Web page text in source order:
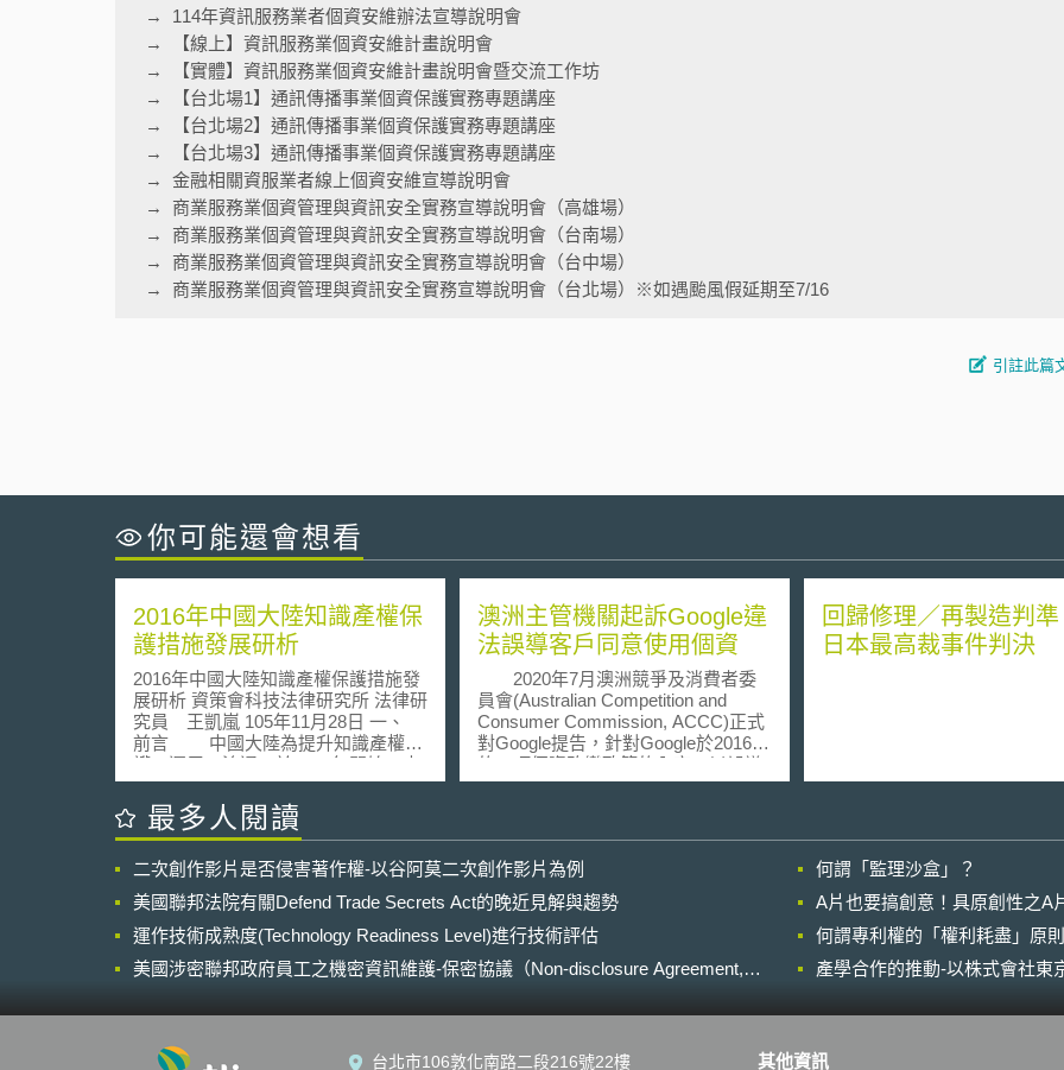
114年資訊服務業者個資安維辦法宣導說明會
【線上】資訊服務業個資安維計畫說明會
【實體】資訊服務業個資安維計畫說明會暨交流工作坊
【台北場1】通訊傳播事業個資保護實務專題講座
【台北場2】通訊傳播事業個資保護實務專題講座
【台北場3】通訊傳播事業個資保護實務專題講座
金融相關資服業者線上個資安維宣導說明會
商業服務業個資管理與資訊安全實務宣導說明會（高雄場）
商業服務業個資管理與資訊安全實務宣導說明會（台南場）
商業服務業個資管理與資訊安全實務宣導說明會（台中場）
商業服務業個資管理與資訊安全實務宣導說明會（台北場）※如遇颱風假延期至7/16
引註此篇
你可能還會想看
2016年中國大陸知識產權保
護措施發展研析
2016年中國大陸知識產權保護措施發
展研析 資策會科技法律研究所 法律研
究員 王凱嵐 105年11月28日 一、
前言 中國大陸為提升知識產權保
護、運用、流通，於2009年開始，由
其國家知識產權局每年推出知識產權
戰略實施推進計畫，確立年度執行目
標。根據WIPO[1]於2015年所公布的
內容中提到中國大陸在專利、商標、
工業品外觀設計等智慧財產權領域的
申請量均位居世界第一。顯示中國大
陸在知識產權上之發展，不僅制度與
環境不斷成長進步，其知識產權[2]之
國際地位亦快速提升。 中國大陸2016
格保護知識產權」、「加強知識產權
創造運用」、「深化知識產權領域改
革」、「加大知識產權對外合作交
澳洲主管機關起訴Google違
法誤導客戶同意使用個資
2020年7月澳洲競爭及消費者委
員會(Australian Competition and
Consumer Commission, ACCC)正式
對Google提告，針對Google於2016年
的一項個資改變政策的內容，以誤導
的方式取得用戶同意，而擴大使用個
的瀏覽紀錄，如此Google將能夠依據
這些資訊，更準確的在其他網站中投
放廣告，以提升廣告費收入。為結合
用戶於Google及其他網站的資料，
Google需更改原本的個資隱私政策，
然而事實上Google並沒有實際取得用
服務改進的通知：「我們為您的帳戶
更好掌控Google所蒐集的資訊及使用
回歸修理／再製造判
日本最高裁事件判決
最多人閱讀
二次創作影片是否侵害著作權-以谷阿莫二次創作影片為例
何謂「監理沙盒」？
美國聯邦法院有關Defend Trade Secrets Act的晚近見解與趨勢
A片也要搞創意！具原創性之A
運作技術成熟度(Technology Readiness Level)進行技術評估
何謂專利權的「權利耗盡」原
美國涉密聯邦政府員工之機密資訊維護-保密協議（Non-disclosure Agreement,
產學合作的推動-以株式會社東
台北市106敦化南路二段216號22樓 其他資訊